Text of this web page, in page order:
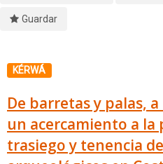
Guardar
KÉRWÁ
De barretas y palas,
un acercamiento a la
trasiego y tenencia